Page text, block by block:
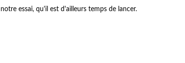
essai, qu'il est d'ailleurs temps de lancer.